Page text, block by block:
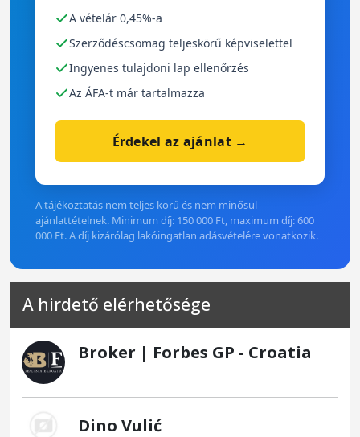
A vételár 0,45%-a
Szerződéscsomag teljeskörű képviselettel
Ingyenes tulajdoni lap ellenőrzés
Az ÁFA-t már tartalmazza
Érdekel az ajánlat →
A tájékoztatás nem teljes körű és nem minősül
ajánlattételnek. Minimum díj: 150 000 Ft, maximum díj: 600
000 Ft. A díj kizárólag lakóingatlan adásvételére vonatkozik.
A hirdető elérhetősége
Broker | Forbes GP - Croatia
Dino Vulić